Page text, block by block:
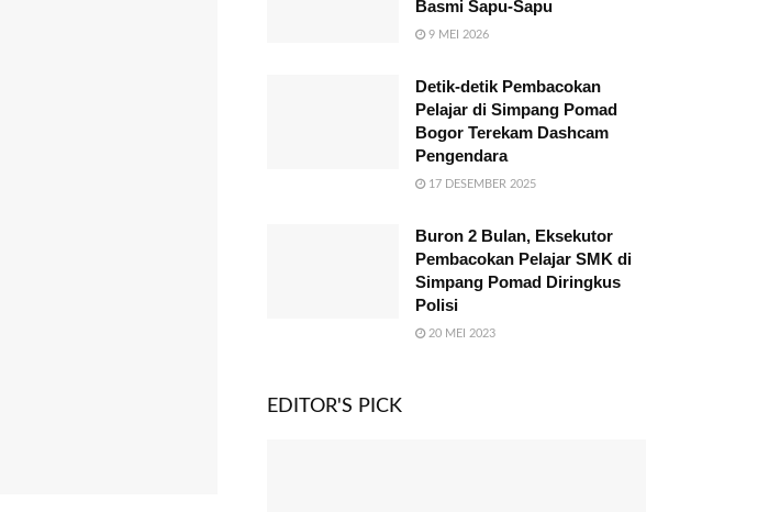
Basmi Sapu-Sapu
9 MEI 2026
Detik-detik Pembacokan
Pelajar di Simpang Pomad
Bogor Terekam Dashcam
Pengendara
17 DESEMBER 2025
Buron 2 Bulan, Eksekutor
Pembacokan Pelajar SMK di
Simpang Pomad Diringkus
Polisi
20 MEI 2023
EDITOR'S PICK